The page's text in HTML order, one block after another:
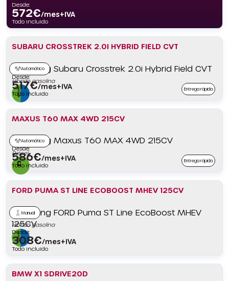
Desde:
572€/mes+IVA
Todo incluido
SUBARU CROSSTREK 2.0I HYBRID FIELD CVT
Automático
Híbrido gasolina
Desde:
517€/mes+IVA
Todo incluido
Entrega rápida
MAXUS T60 MAX 4WD 215CV
Automático
Diésel
Desde:
586€/mes+IVA
Todo incluido
Entrega rápida
FORD PUMA ST LINE ECOBOOST MHEV 125CV
Manual
Híbrido gasolina
Desde:
308€/mes+IVA
Todo incluido
BMW X1 SDRIVE20D